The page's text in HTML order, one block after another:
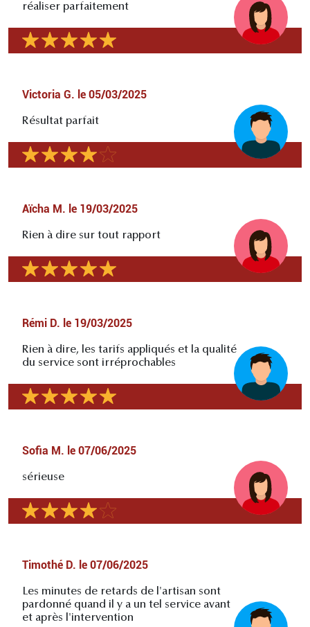
réaliser parfaitement
Victoria G. le 05/03/2025
Résultat parfait
Aïcha M. le 19/03/2025
Rien à dire sur tout rapport
Rémi D. le 19/03/2025
Rien à dire, les tarifs appliqués et la qualité
du service sont irréprochables
Sofia M. le 07/06/2025
sérieuse
Timothé D. le 07/06/2025
Les minutes de retards de l'artisan sont
pardonné quand il y a un tel service avant
et après l'intervention